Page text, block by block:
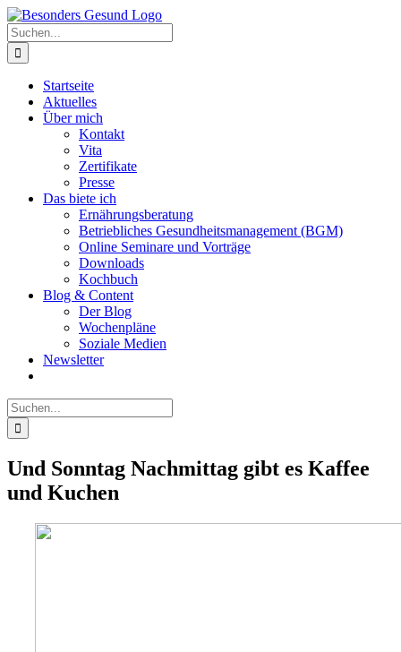
Zum
Inhalt
springen
Suche
nach:
Startseite
Aktuelles
Über mich
Kontakt
Vita
Zertifikate
Presse
Das biete ich
Ernährungsberatung
Betriebliches Gesundheitsmanagement (BGM)
Online Seminare und Vorträge
Downloads
Kochbuch
Blog & Content
Der Blog
Wochenpläne
Soziale Medien
Newsletter
Suche
nach:
Und Sonntag Nachmittag gibt es Kaffee
und Kuchen